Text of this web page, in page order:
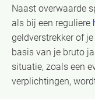
Naast overwaarde
als bij een reguliere
geldverstrekker of
basis van je bruto
situatie, zoals een
verplichtingen,